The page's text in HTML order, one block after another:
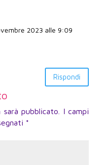
2023 alle 9:09
Rispondi
pubblicato.
I campi
*